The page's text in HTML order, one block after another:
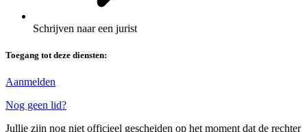
Schrijven naar een jurist
Toegang tot deze diensten:
Aanmelden
Nog geen lid?
Jullie zijn nog niet officieel gescheiden op het moment dat de rechter